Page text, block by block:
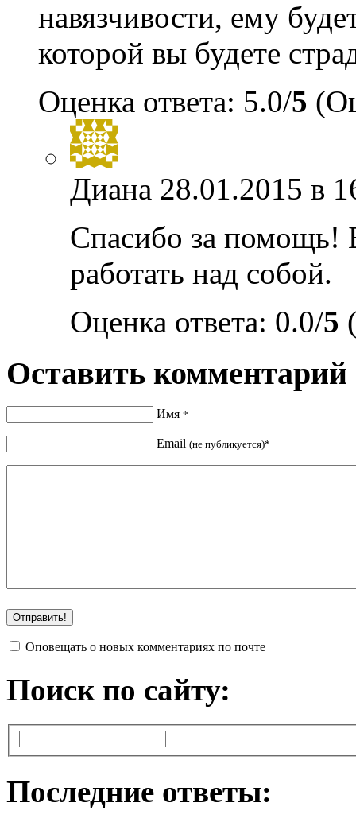
навязчивости, ему
которой вы будете
Оценка ответа: 5.0/5
Диана 28.01.2015 в
Спасибо за помощь!
работать над собой.
Оценка ответа: 0.0/5
Оставить комментарий
Имя *
Email (не публикуется)*
Оповещать о новых комментариях по почте
Поиск по сайту:
Последние ответы: